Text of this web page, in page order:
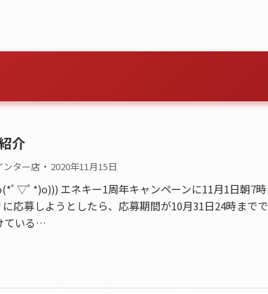
介
ンター店 2020年11月15日
ﾟ▽ﾟ*)o))) エネキー1周年キャンペーンに11月1日朝7
応募しようとしたら、応募期間が10月31日24時まで
ている…